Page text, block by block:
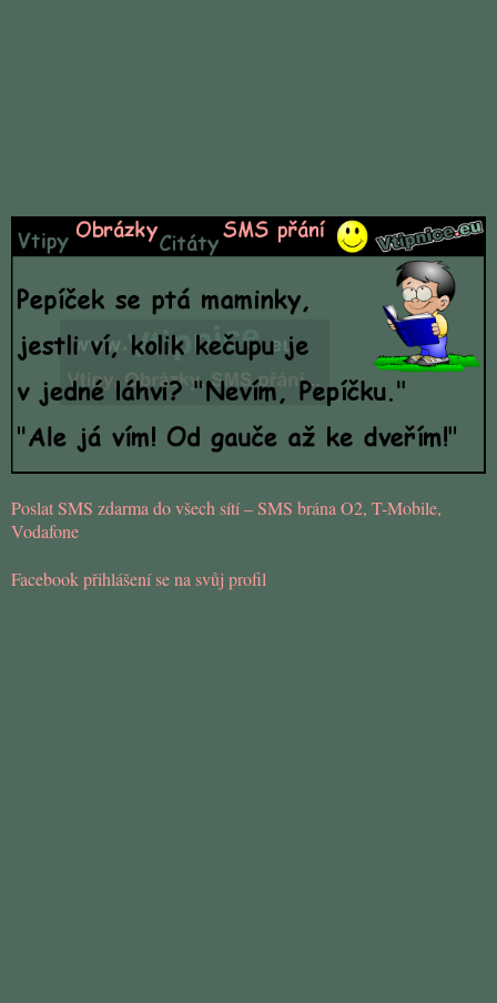
Poslat SMS zdarma do všech sítí – SMS brána O2, T-Mobile,
Vodafone
Facebook přihlášení se na svůj profil